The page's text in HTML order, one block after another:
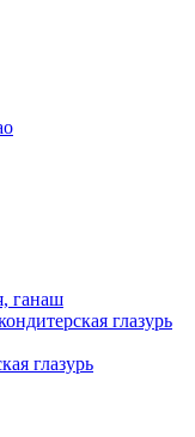
ганаш
глазурь
глазурь